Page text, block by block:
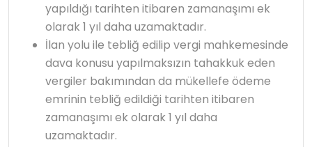
yapıldığı tarihten itibaren zamanaşımı ek
olarak 1 yıl daha uzamaktadır.
İlan yolu ile tebliğ edilip vergi mahkemesinde
dava konusu yapılmaksızın tahakkuk eden
vergiler bakımından da mükellefe ödeme
emrinin tebliğ edildiği tarihten itibaren
zamanaşımı ek olarak 1 yıl daha
uzamaktadır.